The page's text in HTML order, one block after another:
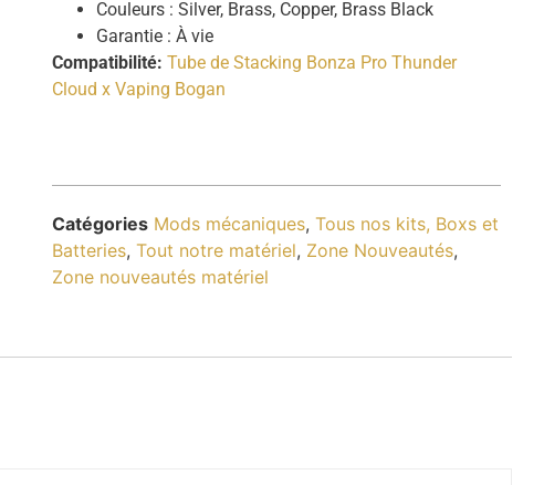
Couleurs : Silver, Brass, Copper, Brass Black
Garantie : À vie
Compatibilité:Tube de Stacking Bonza Pro Thunder
Cloud x Vaping Bogan
Catégories Mods mécaniques,Tous nos kits, Boxs et
Batteries,Tout notre matériel, Zone Nouveautés,
Zone nouveautés matériel